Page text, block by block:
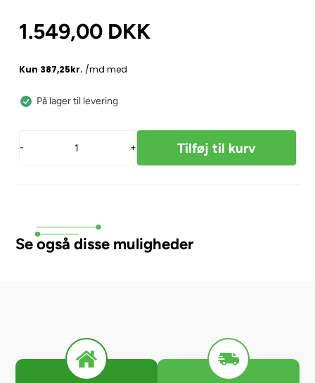
1.549,00 DKK
På lager til levering
- +
Se også disse muligheder